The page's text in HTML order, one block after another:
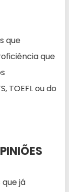
que
que
TOEFL ou do
já